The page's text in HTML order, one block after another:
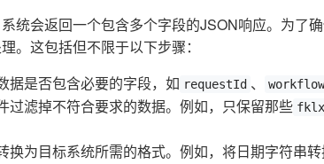
统会返回一个包含多个字段的JSON响应。为了
。这包括但不限于以下步骤：
据是否包含必要的字段，如 requestId 、
过滤掉不符合要求的数据。例如，只保留那些 fklx
换为目标系统所需的格式。例如，将日期字符串转